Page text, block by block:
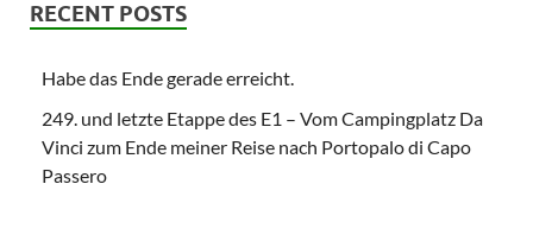
RECENT POSTS
Habe das Ende gerade erreicht.
249. und letzte Etappe des E1 – Vom Campingplatz Da
Vinci zum Ende meiner Reise nach Portopalo di Capo
Passero